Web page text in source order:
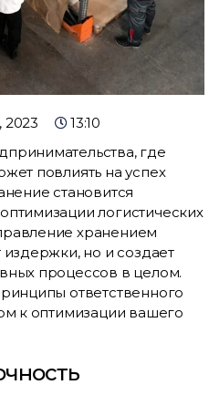
2023
13:10
где
повлиять на успех
становится
логистических
хранением
но и создает
процессов в целом.
ответственного
к оптимизации вашего